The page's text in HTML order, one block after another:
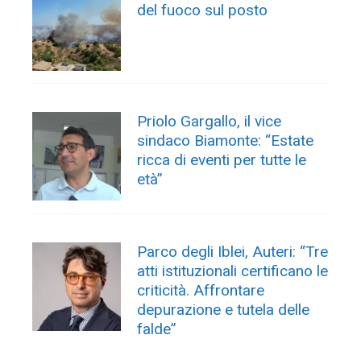
del fuoco sul posto
Priolo Gargallo, il vice
sindaco Biamonte: “Estate
ricca di eventi per tutte le
età”
Parco degli Iblei, Auteri: “Tre
atti istituzionali certificano le
criticità. Affrontare
depurazione e tutela delle
falde”